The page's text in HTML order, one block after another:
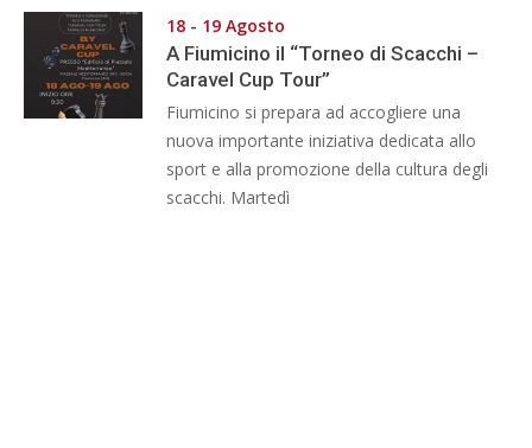
18 - 19 Agosto
A Fiumicino il “Torneo di Scacchi –
Caravel Cup Tour”
Fiumicino si prepara ad accogliere una
nuova importante iniziativa dedicata allo
sport e alla promozione della cultura degli
scacchi. Martedì